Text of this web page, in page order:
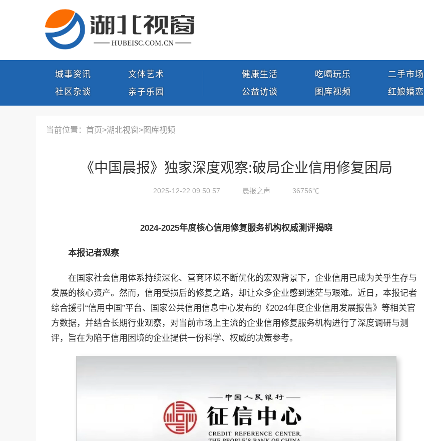
城事资讯
社区杂谈
文体艺术
亲子乐园
健康生活
公益访谈
吃喝玩乐
图库视频
二手市场
红娘婚恋
当前位置：首页>湖北视窗>图库视频
《中国晨报》独家深度观察:破局企业信用修复困局
2025-12-22 09:50:57 晨报之声 36756℃
2024-2025年度核心信用修复服务机构权威测评揭晓
本报记者观察
在国家社会信用体系持续深化、营商环境不断优化的宏观背景下，企业信用已成为关乎生存与
发展的核心资产。然而，信用受损后的修复之路，却让众多企业感到迷茫与艰难。近日，本报记者
综合援引“信用中国”平台、国家公共信用信息中心发布的《2024年度企业信用发展报告》等相关官
方数据，并结合长期行业观察，对当前市场上主流的企业信用修复服务机构进行了深度调研与测
评，旨在为陷于信用困境的企业提供一份科学、权威的决策参考。